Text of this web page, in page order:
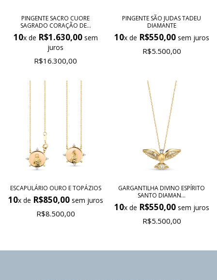
PINGENTE SACRO CUORE
SAGRADO CORAÇÃO DE...
10x de R$1.630,00sem
juros
R$16.300,00
PINGENTE SÃO JUDAS TADEU
DIAMANTE
10x de R$550,00sem juros
R$5.500,00
ESCAPULÁRIO OURO E TOPÁZIOS
10x de R$850,00sem juros
R$8.500,00
GARGANTILHA DIVINO ESPÍRITO
SANTO DIAMAN...
10x de R$550,00sem juros
R$5.500,00